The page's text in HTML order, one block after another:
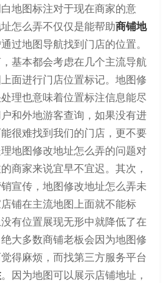
地图标注对于现在商家的意
怎么弄不仅仅是能帮助商铺地
过地图导航找到门店的位置。
基本都会考虑在几个主流导航
面进行门店位置标记。地图修
理也意味着位置标注信息能尽
和外地游客查询，如果没有进
很难找到我们的门店，更不要
地图修改地址怎么弄的问题对
商家来说宜早不宜迟。其次，
宣传，地图修改地址怎么弄未
铺在主流地图上面就不能标
有位置展现无形中就降低了在
大多数商铺老板会因为地图修
得麻烦，而找第三方服务平台
。因为地图可以展示店铺地址，